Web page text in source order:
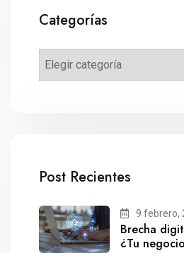
Categorías
Post Recientes
9 febrero,
Brecha
¿Tu